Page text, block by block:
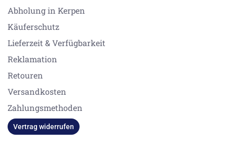
Abholung in Kerpen
Käuferschutz
Lieferzeit & Verfügbarkeit
Reklamation
Retouren
Versandkosten
Zahlungsmethoden
Vertrag widerrufen